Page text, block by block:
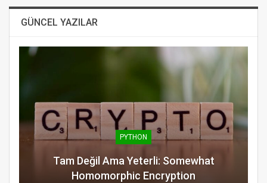
GÜNCEL YAZILAR
PYTHON
Tam Değil Ama Yeterli: Somewhat
Homomorphic Encryption